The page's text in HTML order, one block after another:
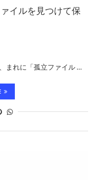
イルを見つけて保
まれに「孤立ファイル …